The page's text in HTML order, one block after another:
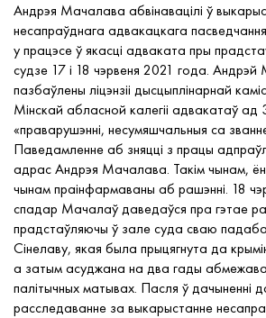
Андрэя Мачалава абвінавацілі ў
несапраўднага адвакацкага
у працэсе ў якасці адваката пры
судзе 17 і 18 чэрвеня 2021 года.
пазбаўлены ліцэнзіі дысцыплінарнай
Мінскай абласной калегіі адвакатаў ад
«праварушэнні, несумяшчальныя са
Паведамленне аб зняцці з працы
адрас Андрэя Мачалава. Такім чынам, ён
чынам праінфармаваны аб рашэнні. 18
спадар Мачалаў даведаўся пра гэтае
прадстаўляючы ў зале суда сваю
Сінелаву, якая была прыцягнута да
а затым асуджана на два гады
палітычных матывах. Пасля ў дачыненні
расследаванне за выкарыстанне